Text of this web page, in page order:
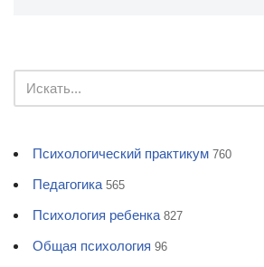
Психологический практикум 760
Педагогика 565
Психология ребенка 827
Общая психология 96